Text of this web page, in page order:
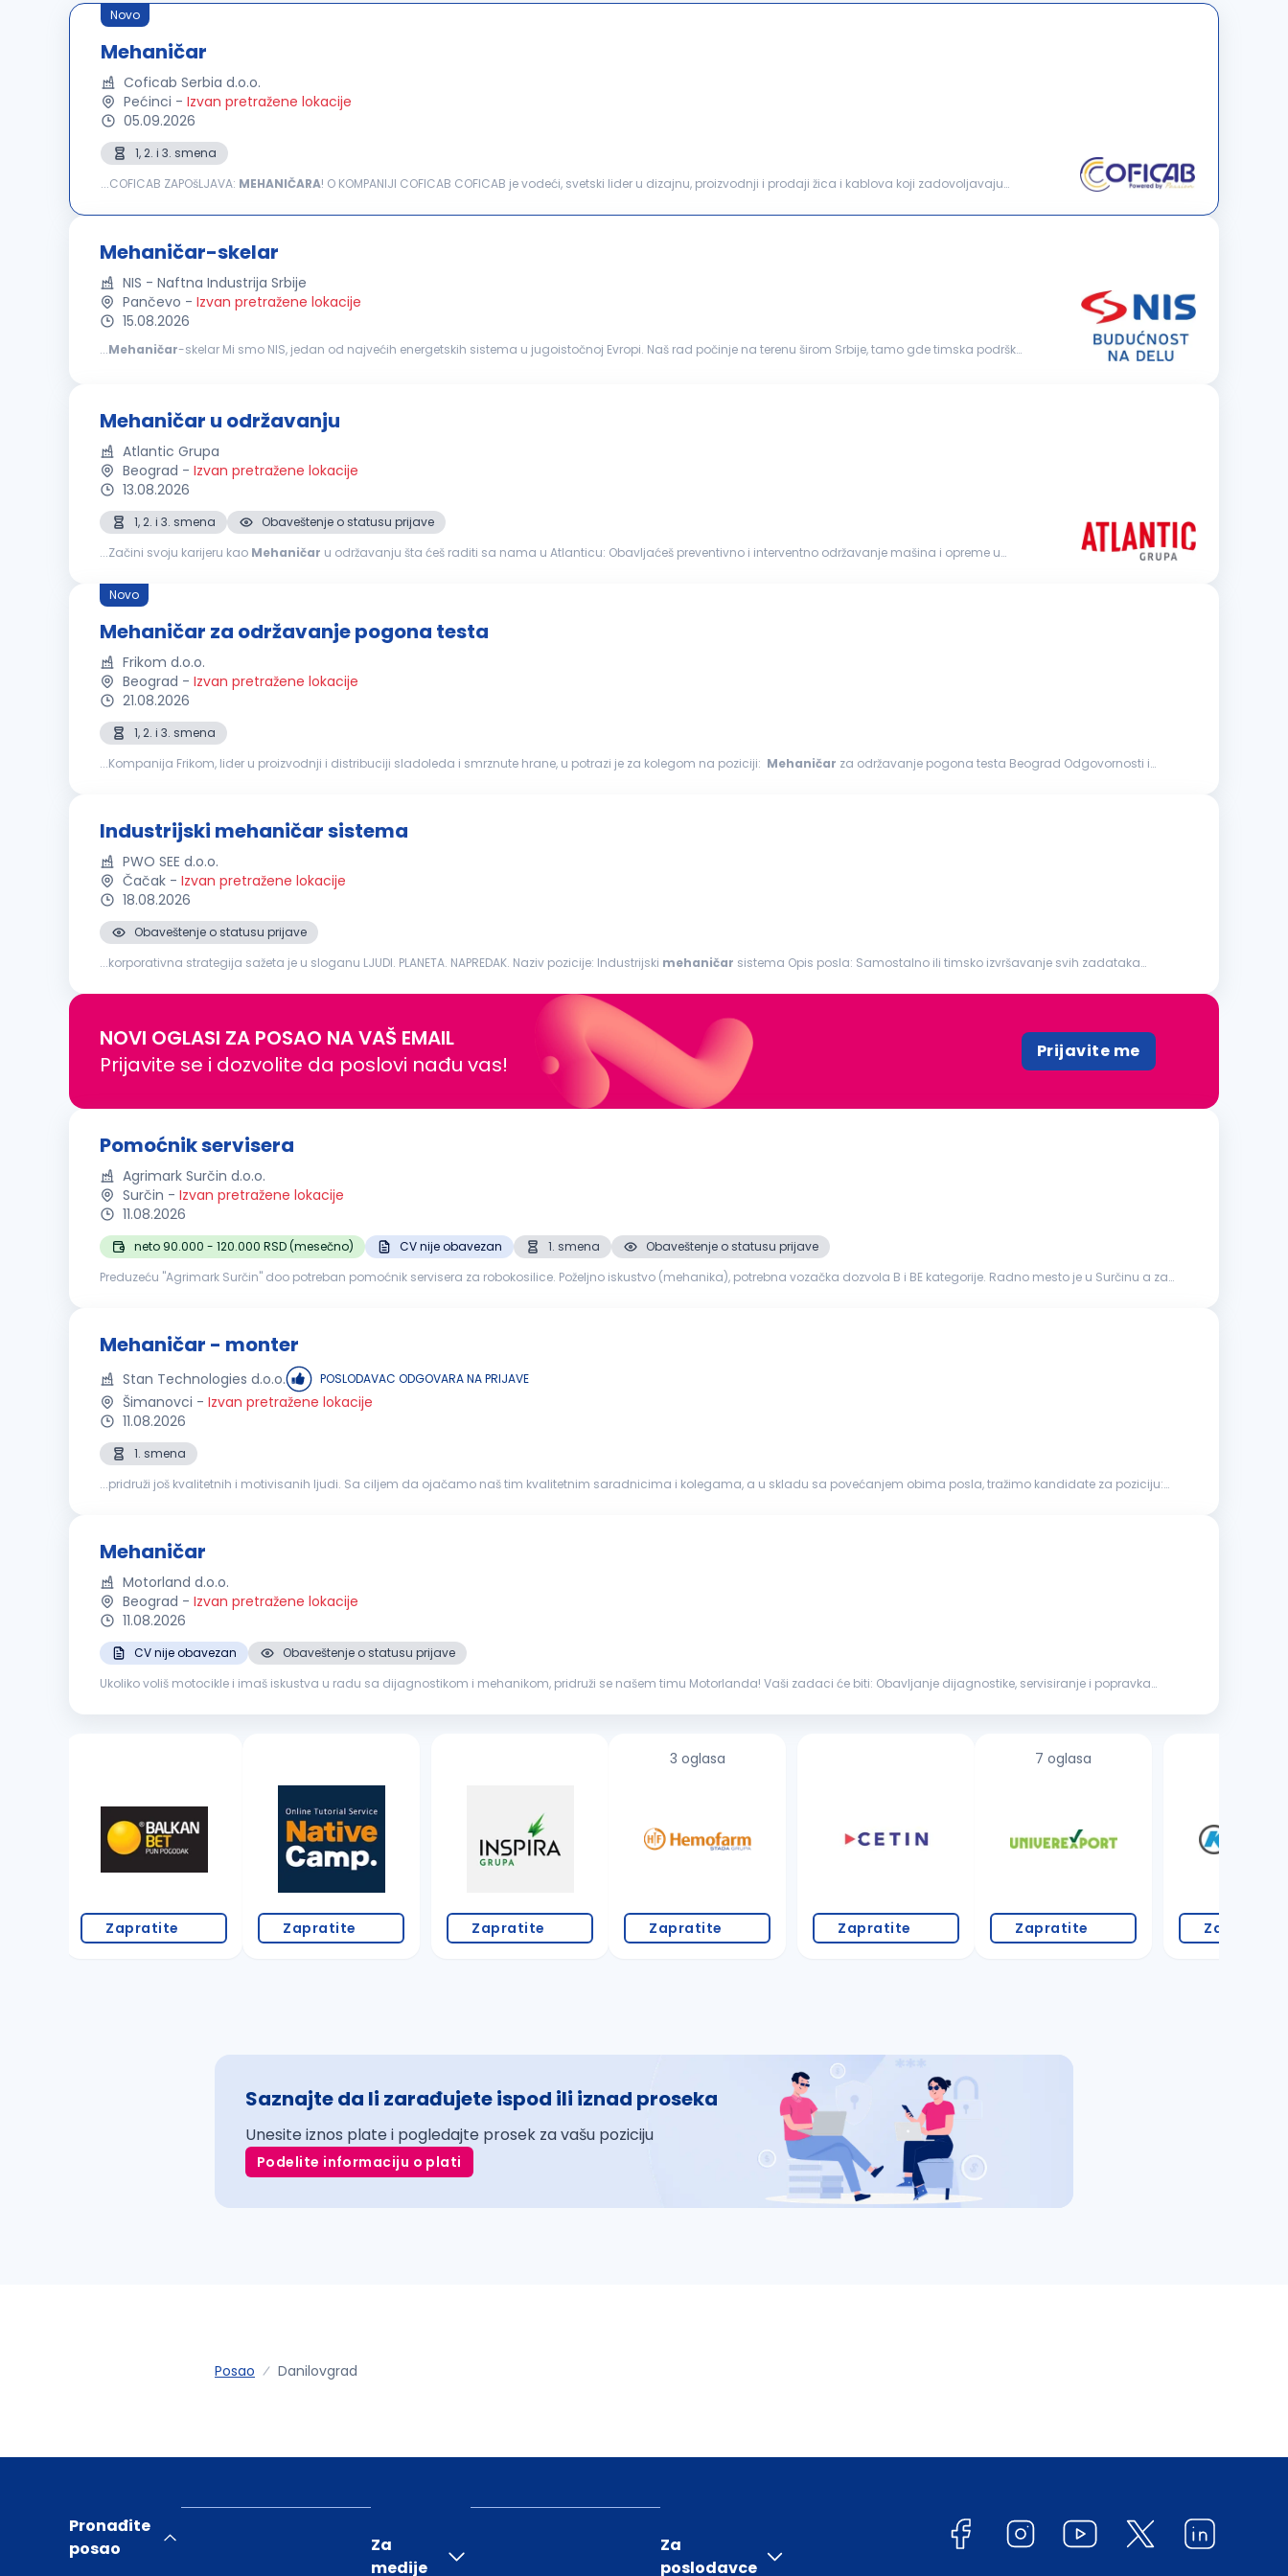
Novo
Mehaničar
Coficab Serbia d.o.o.
Pećinci - Izvan pretražene lokacije
05.09.2026
1, 2. i 3. smena
...COFICAB ZAPOšLJAVA: MEHANIČARA! O KOMPANIJI COFICAB COFICAB je vodeći, svetski lider u dizajnu, proizvodnji i prodaji žica i kablova koji zadovoljavaju
Mehaničar-skelar
NIS - Naftna Industrija Srbije
Pančevo - Izvan pretražene lokacije
15.08.2026
...Mehaničar-skelar Mi smo NIS, jedan od najvećih energetskih sistema u jugoistočnoj Evropi. Naš rad počinje na terenu širom Srbije, tamo gde timska podrška,
Mehaničar u održavanju
Atlantic Grupa
Beograd - Izvan pretražene lokacije
13.08.2026
1, 2. i 3. smena
Obaveštenje o statusu prijave
...Začini svoju karijeru kao Mehaničar u održavanju šta ćeš raditi sa nama u Atlanticu: Obavljaćeš preventivno i interventno održavanje mašina i opreme u
Novo
Mehaničar za održavanje pogona testa
Frikom d.o.o.
Beograd - Izvan pretražene lokacije
21.08.2026
1, 2. i 3. smena
...Kompanija Frikom, lider u proizvodnji i distribuciji sladoleda i smrznute hrane, u potrazi je za kolegom na poziciji: Mehaničar za održavanje pogona testa Beograd Odgovornosti i
Industrijski mehaničar sistema
PWO SEE d.o.o.
Čačak - Izvan pretražene lokacije
18.08.2026
Obaveštenje o statusu prijave
...korporativna strategija sažeta je u sloganu LJUDI. PLANETA. NAPREDAK. Naziv pozicije: Industrijski mehaničar sistema Opis posla: Samostalno ili timsko izvršavanje svih zadataka
NOVI OGLASI ZA POSAO NA VAŠ EMAIL
Prijavite se i dozvolite da poslovi nađu vas!
Prijavite me
Pomoćnik servisera
Agrimark Surčin d.o.o.
Surčin - Izvan pretražene lokacije
11.08.2026
neto 90.000 - 120.000 RSD (mesečno) CV nije obavezan 1. smena
Obaveštenje o statusu prijave
Preduzeću "Agrimark Surčin" doo potreban pomoćnik servisera za robokosilice. Poželjno iskustvo (mehanika), potrebna vozačka dozvola B i BE kategorije. Radno mesto je u Surčinu a za
Mehaničar - monter
Stan Technologies d.o.o. POSLODAVAC ODGOVARA NA PRIJAVE
Šimanovci - Izvan pretražene lokacije
11.08.2026
1. smena
...pridruži još kvalitetnih i motivisanih ljudi. Sa ciljem da ojačamo naš tim kvalitetnim saradnicima i kolegama, a u skladu sa povećanjem obima posla, tražimo kandidate za poziciju:
Mehaničar
Motorland d.o.o.
Beograd - Izvan pretražene lokacije
11.08.2026
CV nije obavezan
Obaveštenje o statusu prijave
Ukoliko voliš motocikle i imaš iskustva u radu sa dijagnostikom i mehanikom, pridruži se našem timu Motorlanda! Vaši zadaci će biti: Obavljanje dijagnostike, servisiranje i popravka
Zapratite Zapratite Zapratite
3 oglasa
Zapratite Zapratite
7 oglasa
Zapratite Zapratite
Saznajte da li zarađujete ispod ili iznad proseka
Unesite iznos plate i pogledajte prosek za vašu poziciju
Podelite informaciju o plati
Posao Danilovgrad
Pronađite
posao
Za
medije
Za
poslodavce